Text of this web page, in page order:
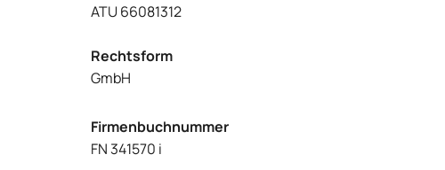
ATU 66081312
Rechtsform
GmbH
Firmenbuchnummer
FN 341570 i